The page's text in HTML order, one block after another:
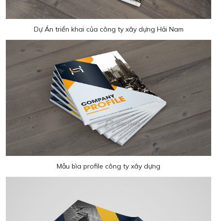
Dự Án triển khai của công ty xây dựng Hải Nam
Mẫu bìa profile công ty xây dựng